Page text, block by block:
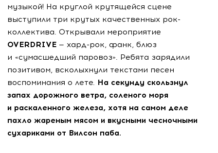
музыкой! На круглой крутящейся сцене
выступили три крутых качественных рок-
коллектива. Открывали мероприятие
OVERDRIVE — хард-рок, фанк, блюз
и «сумасшедший паровоз». Ребята зарядили
позитивом, всколыхнули текстами песен
воспоминания о лете. На секунду скользнул
запах дорожного ветра, соленого моря
и раскаленного железа, хотя на самом деле
пахло жареным мясом и вкусными чесночными
сухариками от Вилсон паба.